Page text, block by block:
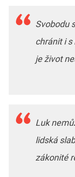
Svobodu
chránit i s
je život
Luk
lidská
zákonité